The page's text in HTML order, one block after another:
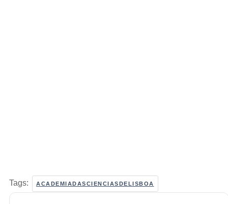
Tags: ACADEMIADASCIENCIASDELISBOA